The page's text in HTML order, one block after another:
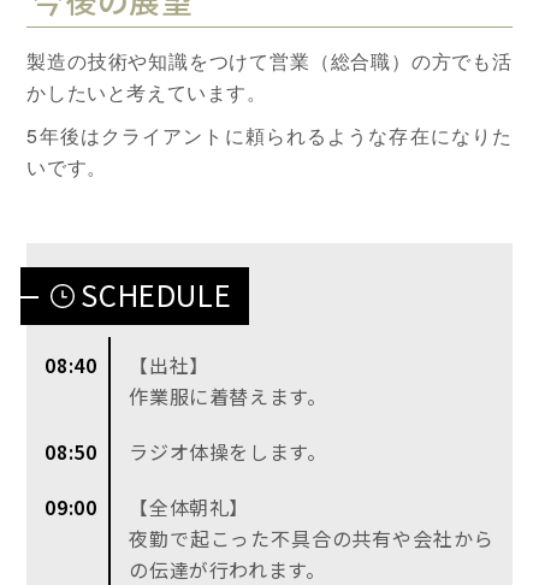
製造の技術や知識をつけて営業（総合職）の方でも活
かしたいと考えています。
5年後はクライアントに頼られるような存在になりた
いです。
SCHEDULE
08:40
【出社】
作業服に着替えます。
08:50
ラジオ体操をします。
09:00
【全体朝礼】
夜勤で起こった不具合の共有や会社から
の伝達が行われます。